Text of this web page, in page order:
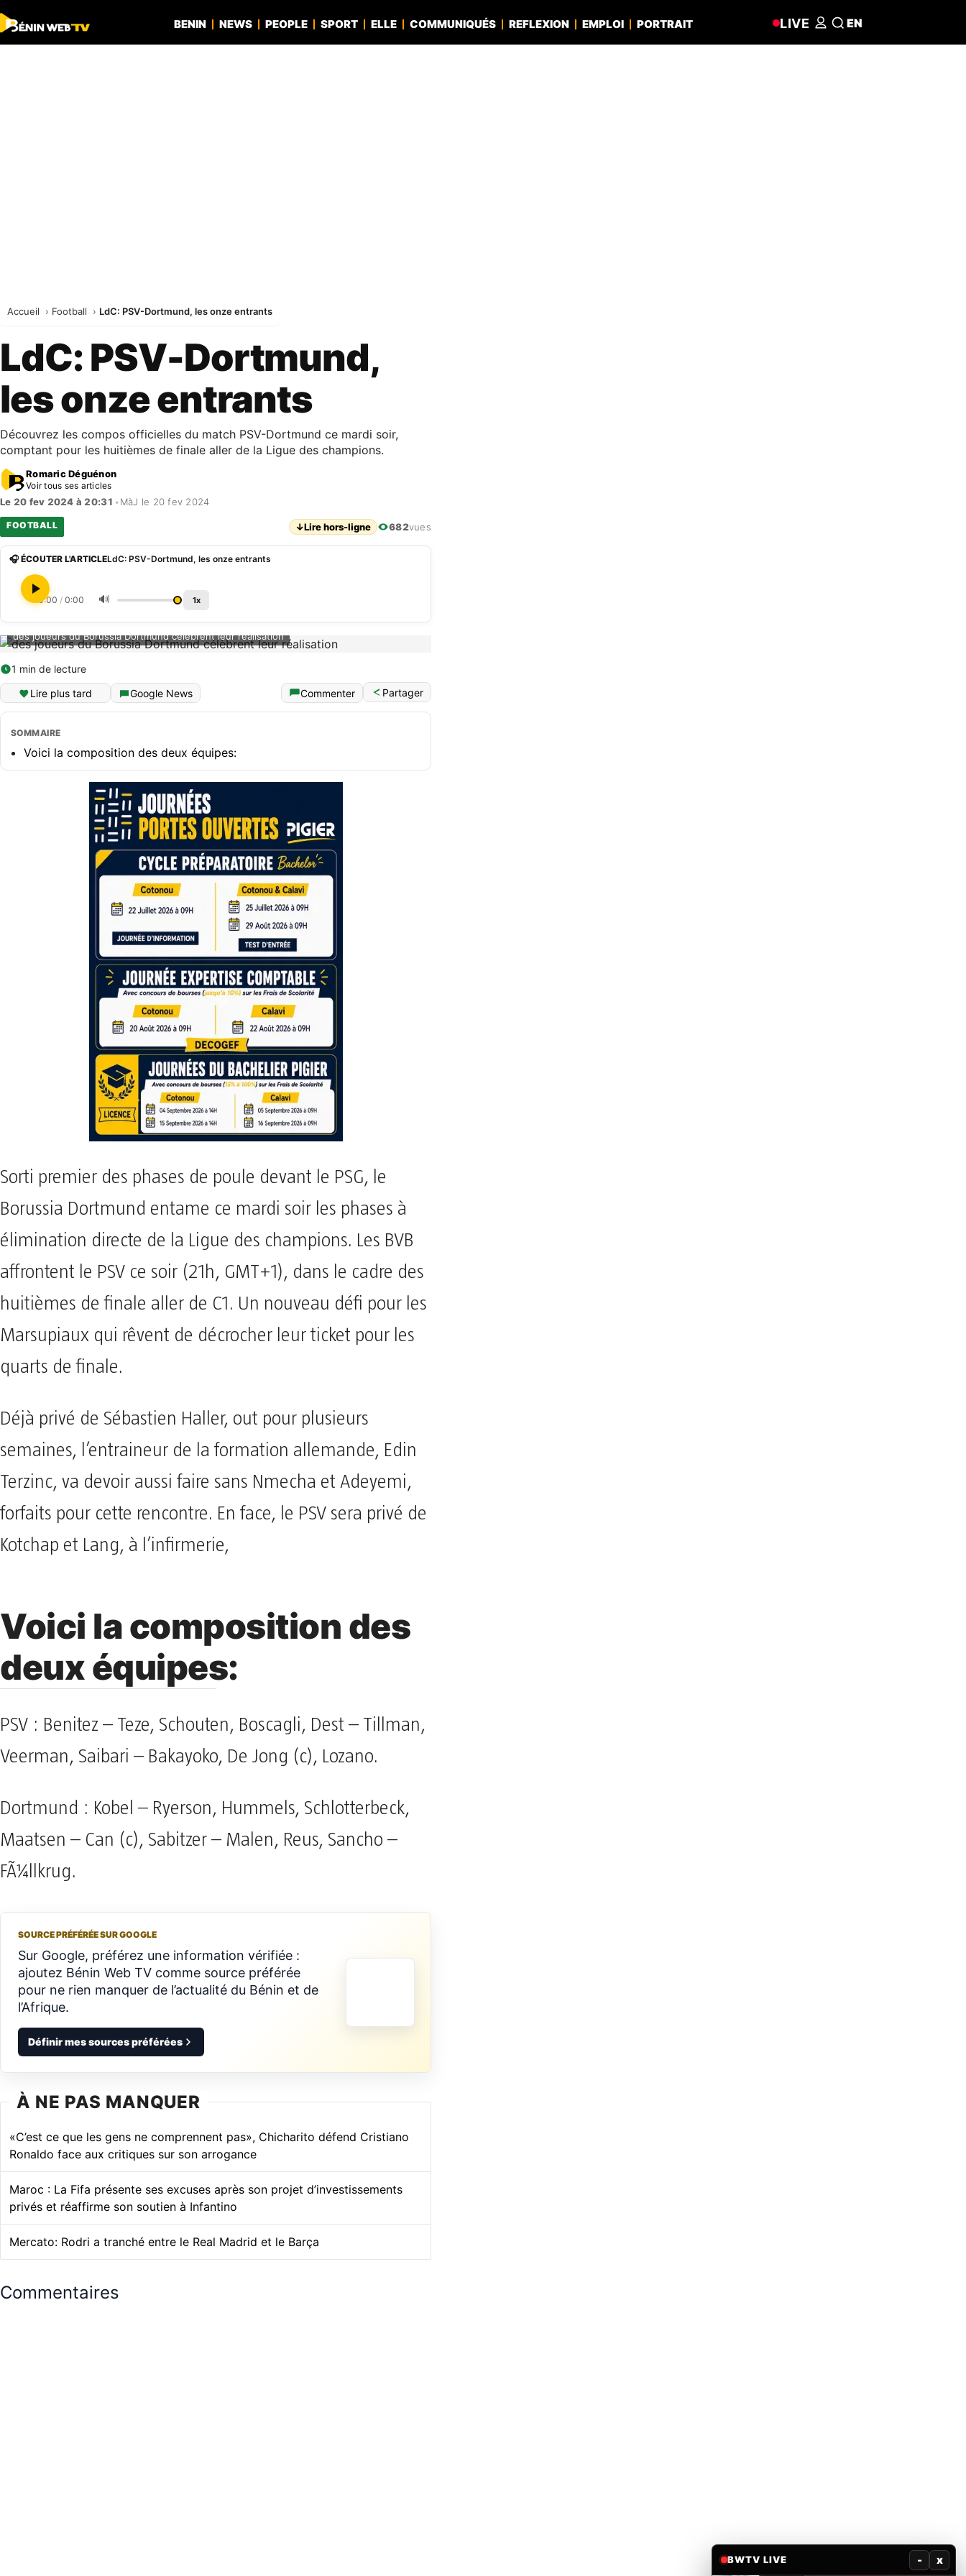
BENIN NEWS PEOPLE SPORT ELLE COMMUNIQUÉS REFLEXION EMPLOI PORTRAIT LIVE EN
Accueil Football LdC: PSV-Dortmund, les onze entrants
LdC: PSV-Dortmund,
les onze entrants
Découvrez les compos officielles du match PSV-Dortmund ce mardi soir,
comptant pour les huitièmes de finale aller de la Ligue des champions.
Romaric Déguénon
Voir tous ses articles
Le 20 fev 2024 à 20:31 • MàJ le 20 fev 2024
FOOTBALL ↓Lire hors-ligne 682vues
🎧 ÉCOUTER L'ARTICLELdC: PSV-Dortmund, les onze entrants
0:00 / 0:00 🔊 1x
des joueurs du Borussia Dortmund célèbrent leur réalisation
1 min de lecture
Lire plus tard
Google News Commenter Partager
SOMMAIRE
Voici la composition des deux équipes:
Sorti premier des phases de poule devant le PSG, le
Borussia Dortmund entame ce mardi soir les phases à
élimination directe de la Ligue des champions. Les BVB
affrontent le PSV ce soir (21h, GMT+1), dans le cadre des
huitièmes de finale aller de C1. Un nouveau défi pour les
Marsupiaux qui rêvent de décrocher leur ticket pour les
quarts de finale.
Déjà privé de Sébastien Haller, out pour plusieurs
semaines, l’entraineur de la formation allemande, Edin
Terzinc, va devoir aussi faire sans Nmecha et Adeyemi,
forfaits pour cette rencontre. En face, le PSV sera privé de
Kotchap et Lang, à l’infirmerie,
Voici la composition des
deux équipes:
PSV : Benitez – Teze, Schouten, Boscagli, Dest – Tillman,
Veerman, Saibari – Bakayoko, De Jong (c), Lozano.
Dortmund : Kobel – Ryerson, Hummels, Schlotterbeck,
Maatsen – Can (c), Sabitzer – Malen, Reus, Sancho –
FÃ¼llkrug.
SOURCE PRÉFÉRÉE SUR GOOGLE
Sur Google, préférez une information vérifiée :
ajoutez Bénin Web TV comme source préférée
pour ne rien manquer de l’actualité du Bénin et de
l’Afrique.
Définir mes sources préférées
À NE PAS MANQUER
«C’est ce que les gens ne comprennent pas», Chicharito défend Cristiano
Ronaldo face aux critiques sur son arrogance
Maroc : La Fifa présente ses excuses après son projet d’investissements
privés et réaffirme son soutien à Infantino
Mercato: Rodri a tranché entre le Real Madrid et le Barça
Commentaires
BWTV LIVE - x